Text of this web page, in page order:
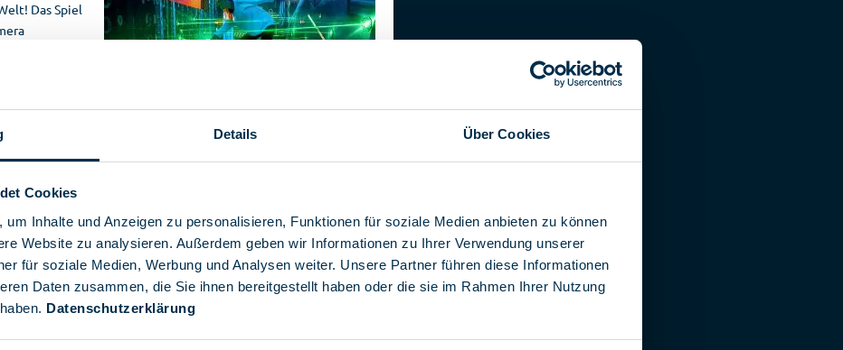
Details Über Cookies
Cookies
um Inhalte und Anzeigen zu personalisieren, Funktionen für soziale Medien anbieten zu können
Website zu analysieren. Außerdem geben wir Informationen zu Ihrer Verwendung unserer
für soziale Medien, Werbung und Analysen weiter. Unsere Partner führen diese Informationen
Daten zusammen, die Sie ihnen bereitgestellt haben oder die sie im Rahmen Ihrer Nutzung
Datenschutzerklärung
Das Spiel
auf
eigenen
hin zu
ihr hier